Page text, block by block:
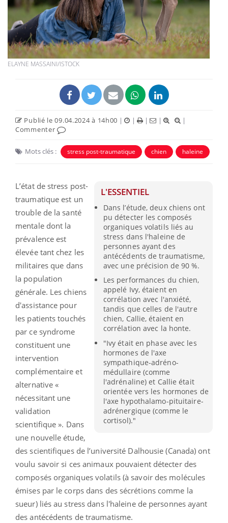
ELAYNE MASSAINI/ISTOCK
Publié le 09.04.2024 à 14h00 | | | |
|
Commenter
Mots clés : stress post-traumatique chien haleine
L'ESSENTIEL
Dans l’étude, deux chiens ont
pu détecter les composés
organiques volatils liés au
stress dans l'haleine de
personnes ayant des
antécédents de traumatisme,
avec une précision de 90 %.
Les performances du chien,
appelé Ivy, étaient en
corrélation avec l'anxiété,
tandis que celles de l'autre
chien, Callie, étaient en
corrélation avec la honte.
"Ivy était en phase avec les
hormones de l'axe
sympathique-adréno-
médullaire (comme
l'adrénaline) et Callie était
orientée vers les hormones de
l'axe hypothalamo-pituitaire-
adrénergique (comme le
cortisol)."
L’état de stress post-
traumatique est un
trouble de la santé
mentale dont la
prévalence est
élevée tant chez les
militaires que dans
la population
générale. Les chiens
d'assistance pour
les patients touchés
par ce syndrome
constituent une
intervention
complémentaire et
alternative «
nécessitant une
validation
scientifique ». Dans
une nouvelle étude,
des scientifiques de l’université Dalhousie (Canada) ont
voulu savoir si ces animaux pouvaient détecter des
composés organiques volatils (à savoir des molécules
émises par le corps dans des sécrétions comme la
sueur) liés au stress dans l'haleine de personnes ayant
des antécédents de traumatisme.